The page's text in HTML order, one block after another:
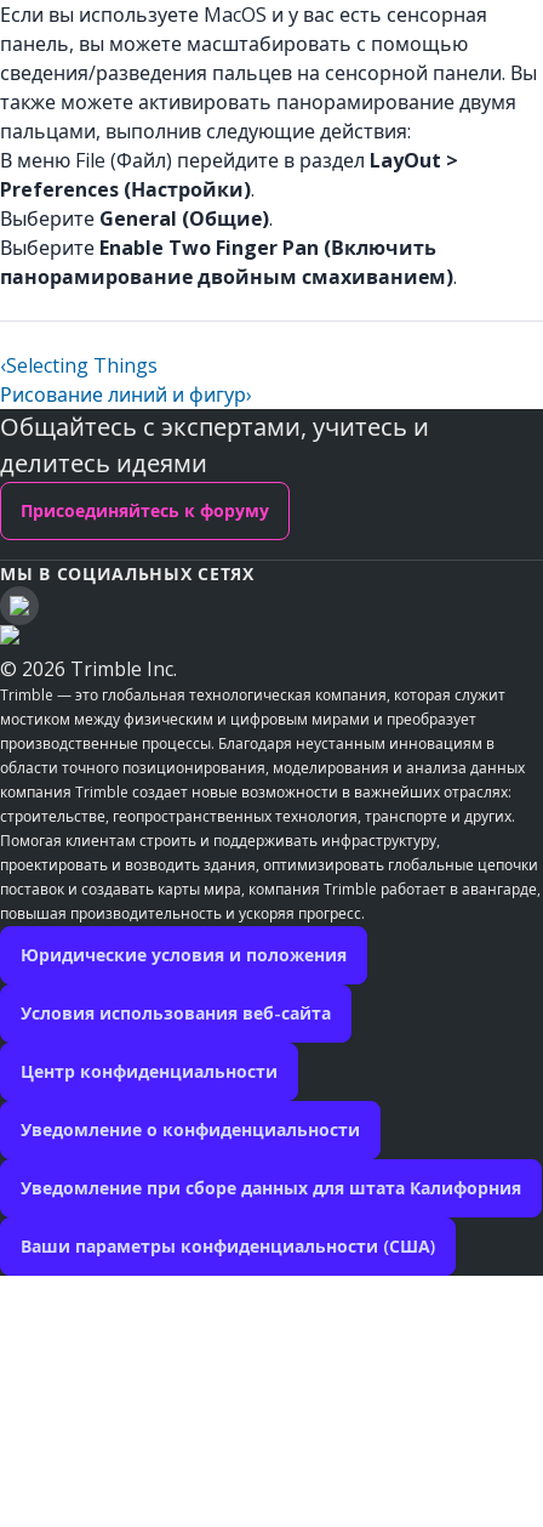
Если вы используете MacOS и у вас есть сенсорная
панель, вы можете масштабировать с помощью
сведения/разведения пальцев на сенсорной панели. Вы
также можете активировать панорамирование двумя
пальцами, выполнив следующие действия:
В меню File (Файл) перейдите в раздел LayOut >
Preferences (Настройки).
Выберите General (Общие).
Выберите Enable Two Finger Pan (Включить
панорамирование двойным смахиванием).
‹Selecting Things
Рисование линий и фигур›
Общайтесь с экспертами, учитесь и
делитесь идеями
Присоединяйтесь к форуму
МЫ В СОЦИАЛЬНЫХ СЕТЯХ
© 2026 Trimble Inc.
Trimble — это глобальная технологическая компания, которая служит
мостиком между физическим и цифровым мирами и преобразует
производственные процессы. Благодаря неустанным инновациям в
области точного позиционирования, моделирования и анализа данных
компания Trimble создает новые возможности в важнейших отраслях:
строительстве, геопространственных технология, транспорте и других.
Помогая клиентам строить и поддерживать инфраструктуру,
проектировать и возводить здания, оптимизировать глобальные цепочки
поставок и создавать карты мира, компания Trimble работает в авангарде,
повышая производительность и ускоряя прогресс.
Юридические условия и положения
Условия использования веб-сайта
Центр конфиденциальности
Уведомление о конфиденциальности
Уведомление при сборе данных для штата Калифорния
Ваши параметры конфиденциальности (США)